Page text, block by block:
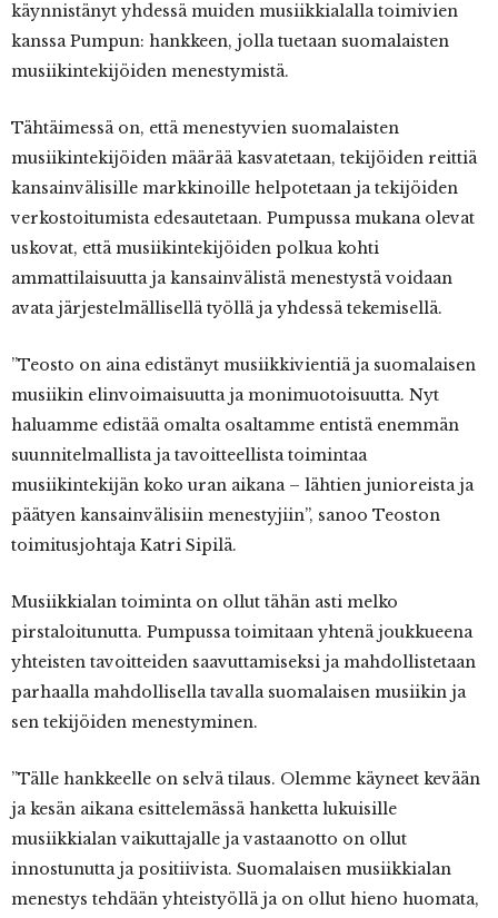
käynnistänyt yhdessä muiden musiikkialalla toimivien
kanssa Pumpun: hankkeen, jolla tuetaan suomalaisten
musiikintekijöiden menestymistä.
Tähtäimessä on, että menestyvien suomalaisten
musiikintekijöiden määrää kasvatetaan, tekijöiden reittiä
kansainvälisille markkinoille helpotetaan ja tekijöiden
verkostoitumista edesautetaan. Pumpussa mukana olevat
uskovat, että musiikintekijöiden polkua kohti
ammattilaisuutta ja kansainvälistä menestystä voidaan
avata järjestelmällisellä työllä ja yhdessä tekemisellä.
”Teosto on aina edistänyt musiikkivientiä ja suomalaisen
musiikin elinvoimaisuutta ja monimuotoisuutta. Nyt
haluamme edistää omalta osaltamme entistä enemmän
suunnitelmallista ja tavoitteellista toimintaa
musiikintekijän koko uran aikana – lähtien junioreista ja
päätyen kansainvälisiin menestyjiin”, sanoo Teoston
toimitusjohtaja Katri Sipilä.
Musiikkialan toiminta on ollut tähän asti melko
pirstaloitunutta. Pumpussa toimitaan yhtenä joukkueena
yhteisten tavoitteiden saavuttamiseksi ja mahdollistetaan
parhaalla mahdollisella tavalla suomalaisen musiikin ja
sen tekijöiden menestyminen.
”Tälle hankkeelle on selvä tilaus. Olemme käyneet kevään
ja kesän aikana esittelemässä hanketta lukuisille
musiikkialan vaikuttajalle ja vastaanotto on ollut
innostunutta ja positiivista. Suomalaisen musiikkialan
menestys tehdään yhteistyöllä ja on ollut hieno huomata,